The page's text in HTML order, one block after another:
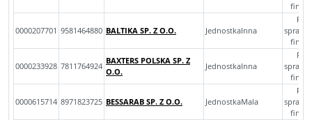
0000207701 9581464880 BALTIKA SP. Z O.O. JednostkaInna
0000233928 7811764924
BAXTERS POLSKA SP. Z
O.O.
JednostkaInna
0000615714 8971823725 BESSARAB SP. Z O.O. JednostkaMala